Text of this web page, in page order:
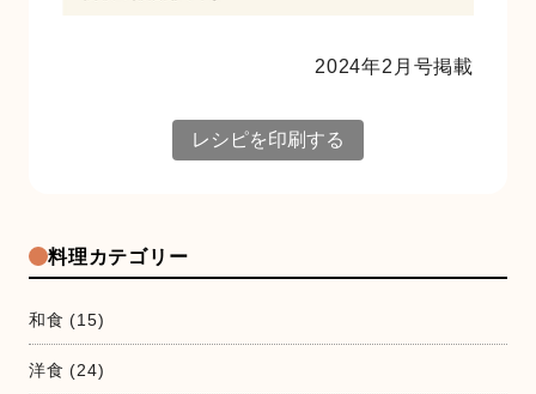
2024年2月号掲載
レシピを印刷する
料理カテゴリー
和食(15)
洋食(24)